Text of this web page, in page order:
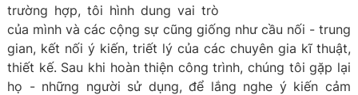
trường hợp, tôi hình dung vai trò
của mình và các cộng sự cũng giống như cầu nối - trung
gian, kết nối ý kiến, triết lý của các chuyên gia kĩ thuật,
thiết kế. Sau khi hoàn thiện công trình, chúng tôi gặp lại
họ - những người sử dụng, để lắng nghe ý kiến cảm